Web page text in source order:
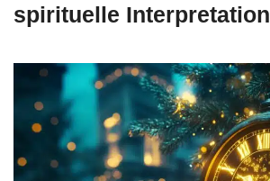
spirituelle Interpretation